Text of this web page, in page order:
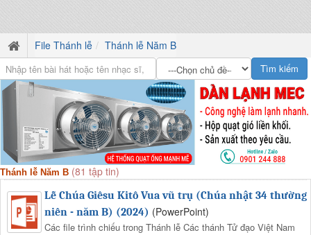
File Thánh lễ Thánh lễ Năm B
Thánh lễ Năm B (81 tập tin)
Lễ Chúa Giêsu Kitô Vua vũ trụ (Chúa nhật 34 thường
niên - năm B) (2024) (PowerPoint)
Các file trình chiếu trong Thánh lễ Các thánh Tử đạo Việt Nam